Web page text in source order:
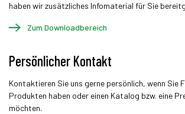
haben wir zusätzliches Infomaterial für Sie
Zum Downloadbereich
Persönlicher Kontakt
Kontaktieren Sie uns gerne persönlich, wenn Sie
Produkten haben oder einen Katalog bzw. eine
möchten.